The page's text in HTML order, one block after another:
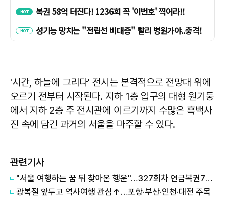
'시간, 하늘에 그리다' 전시는 본격적으로 전망대 위에
오르기 전부터 시작된다. 지하 1층 입구의 대형 원기둥
에서 지하 2층 주 전시관에 이르기까지 수많은 흑백사
진 속에 담긴 과거의 서울을 마주할 수 있다.
관련기사
"서울 여행하는 꿈 뒤 찾아온 행운"…327회차 연금복권720+ 당첨번호조회 주목
광복절 앞두고 역사여행 관심↑…포항·부산·인천·대전 주목